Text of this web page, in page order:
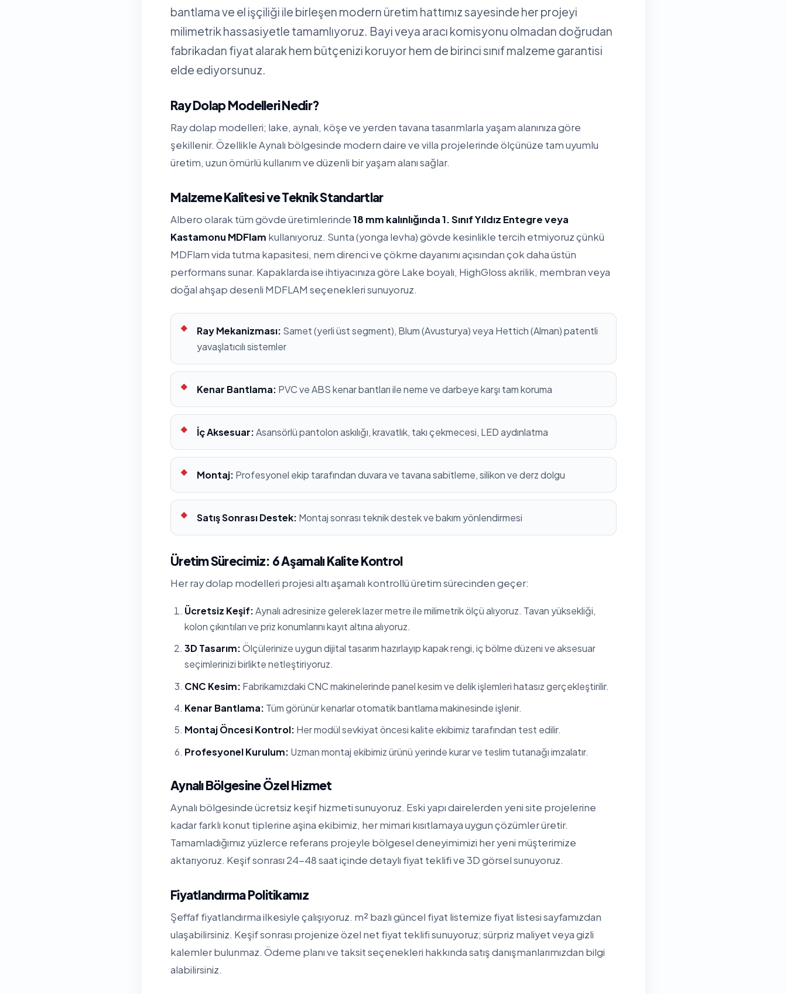
bantlama ve el işçiliği ile birleşen modern üretim hattımız sayesinde her projeyi
milimetrik hassasiyetle tamamlıyoruz. Bayi veya aracı komisyonu olmadan doğrudan
fabrikadan fiyat alarak hem bütçenizi koruyor hem de birinci sınıf malzeme garantisi
elde ediyorsunuz.
Ray Dolap Modelleri Nedir?
Ray dolap modelleri; lake, aynalı, köşe ve yerden tavana tasarımlarla yaşam alanınıza göre
şekillenir. Özellikle Aynalı bölgesinde modern daire ve villa projelerinde ölçünüze tam uyumlu
üretim, uzun ömürlü kullanım ve düzenli bir yaşam alanı sağlar.
Malzeme Kalitesi ve Teknik Standartlar
Albero olarak tüm gövde üretimlerinde18 mm kalınlığında 1. Sınıf Yıldız Entegre veya
Kastamonu MDFlam kullanıyoruz. Sunta (yonga levha) gövde kesinlikle tercih etmiyoruz çünkü
MDFlam vida tutma kapasitesi, nem direnci ve çökme dayanımı açısından çok daha üstün
performans sunar. Kapaklarda ise ihtiyacınıza göre Lake boyalı, HighGloss akrilik, membran veya
doğal ahşap desenli MDFLAM seçenekleri sunuyoruz.
Ray Mekanizması: Samet (yerli üst segment), Blum (Avusturya) veya Hettich (Alman) patentli
yavaşlatıcılı sistemler
Kenar Bantlama: PVC ve ABS kenar bantları ile neme ve darbeye karşı tam koruma
İç Aksesuar:Asansörlü pantolon askılığı, kravatlık, takı çekmecesi, LED aydınlatma
Montaj: Profesyonel ekip tarafından duvara ve tavana sabitleme, silikon ve derz dolgu
Satış Sonrası Destek: Montaj sonrası teknik destek ve bakım yönlendirmesi
Üretim Sürecimiz: 6 Aşamalı Kalite Kontrol
Her ray dolap modelleri projesi altı aşamalı kontrollü üretim sürecinden geçer:
Ücretsiz Keşif:Aynalı adresinize gelerek lazer metre ile milimetrik ölçü alıyoruz. Tavan yüksekliği,
kolon çıkıntıları ve priz konumlarını kayıt altına alıyoruz.
3D Tasarım:Ölçülerinize uygun dijital tasarım hazırlayıp kapak rengi, iç bölme düzeni ve aksesuar
seçimlerinizi birlikte netleştiriyoruz.
CNC Kesim: Fabrikamızdaki CNC makinelerinde panel kesim ve delik işlemleri hatasız gerçekleştirilir.
Kenar Bantlama: Tüm görünür kenarlar otomatik bantlama makinesinde işlenir.
Montaj Öncesi Kontrol: Her modül sevkiyat öncesi kalite ekibimiz tarafından test edilir.
Profesyonel Kurulum: Uzman montaj ekibimiz ürünü yerinde kurar ve teslim tutanağı imzalatır.
Aynalı Bölgesine Özel Hizmet
Aynalı bölgesinde ücretsiz keşif hizmeti sunuyoruz. Eski yapı dairelerden yeni site projelerine
kadar farklı konut tiplerine aşina ekibimiz, her mimari kısıtlamaya uygun çözümler üretir.
Tamamladığımız yüzlerce referans projeyle bölgesel deneyimimizi her yeni müşterimize
aktarıyoruz. Keşif sonrası 24-48 saat içinde detaylı fiyat teklifi ve 3D görsel sunuyoruz.
Fiyatlandırma Politikamız
Şeffaf fiyatlandırma ilkesiyle çalışıyoruz. m² bazlı güncel fiyat listemize fiyat listesi sayfamızdan
ulaşabilirsiniz. Keşif sonrası projenize özel net fiyat teklifi sunuyoruz; sürpriz maliyet veya gizli
kalemler bulunmaz. Ödeme planı ve taksit seçenekleri hakkında satış danışmanlarımızdan bilgi
alabilirsiniz.